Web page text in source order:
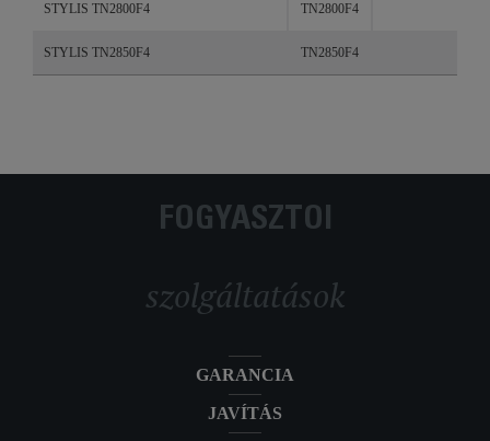
STYLIS TN2800F4 TN2800F4
STYLIS TN2850F4 TN2850F4
FOGYASZTÓI
szolgáltatások
GARANCIA
JAVÍTÁS